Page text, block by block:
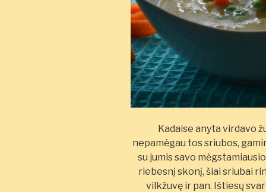
Kadaise anyta virdavo
nepamėgau tos sriubos,
su jumis savo
riebesnį skonį, šiai sriubai
vilkžuvę ir pan. Ištiesų